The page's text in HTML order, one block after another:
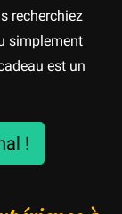
recherchiez
simplement
est un
!